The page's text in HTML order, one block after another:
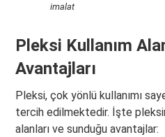
imalat
Pleksi Kullanım
Avantajları
Pleksi, çok yönlü kullanımı
tercih edilmektedir. İşte
alanları ve sunduğu avantajlar: